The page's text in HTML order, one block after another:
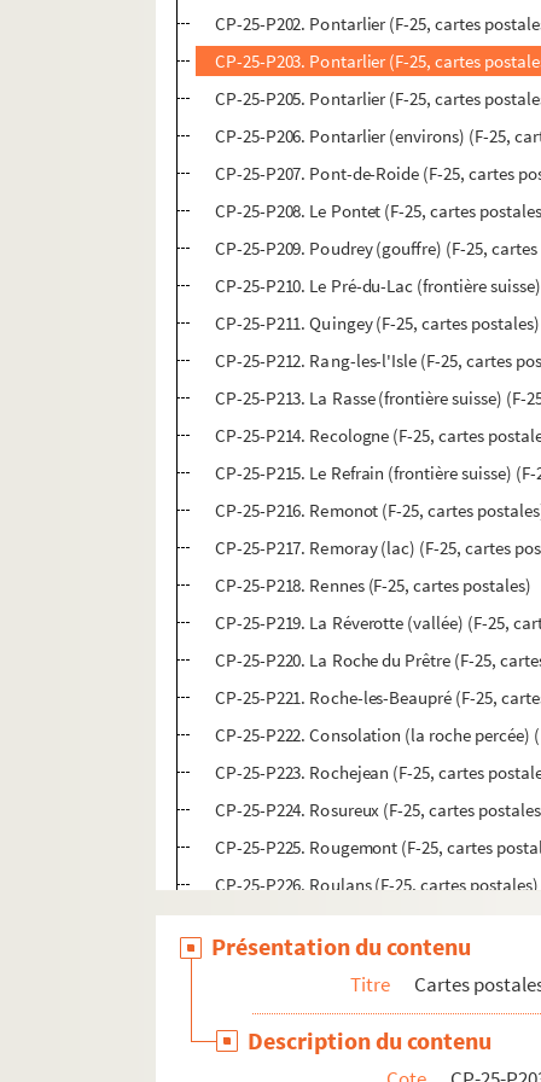
CP-25-P202. Pontarlier (F-25, cartes
CP-25-P203. Pontarlier (F-25, cartes
CP-25-P205. Pontarlier (F-25, cartes
CP-25-P206. Pontarlier (environs) (F-25,
CP-25-P207. Pont-de-Roide (F-25, cartes
CP-25-P208. Le Pontet (F-25, cartes
CP-25-P209. Poudrey (gouffre) (F-25,
CP-25-P210. Le Pré-du-Lac (frontière
CP-25-P211. Quingey (F-25, cartes postales)
CP-25-P212. Rang-les-l'Isle (F-25, cartes
CP-25-P213. La Rasse (frontière suisse) (F-
CP-25-P214. Recologne (F-25, cartes
CP-25-P215. Le Refrain (frontière suisse)
CP-25-P216. Remonot (F-25, cartes
CP-25-P217. Remoray (lac) (F-25, cartes
CP-25-P218. Rennes (F-25, cartes postales)
CP-25-P219. La Réverotte (vallée) (F-25,
CP-25-P220. La Roche du Prêtre (F-25,
CP-25-P221. Roche-les-Beaupré (F-25,
CP-25-P222. Consolation (la roche percée)
CP-25-P223. Rochejean (F-25, cartes
CP-25-P224. Rosureux (F-25, cartes
CP-25-P225. Rougemont (F-25, cartes
CP-25-P226. Roulans (F-25, cartes postales)
CP-25-P228. Le Russey (F-25, cartes
CP-25-P229. Saint-Hippolyte (F-25, cartes
CP-25-P230. Saint-Hippolyte (service
CP-25-P231. Saint-Julien-les-Russey (F-25,
CP-25-P232. Saint-Point (lac) (F-25, cartes
Présentation du contenu
Titre Cartes
Description du contenu